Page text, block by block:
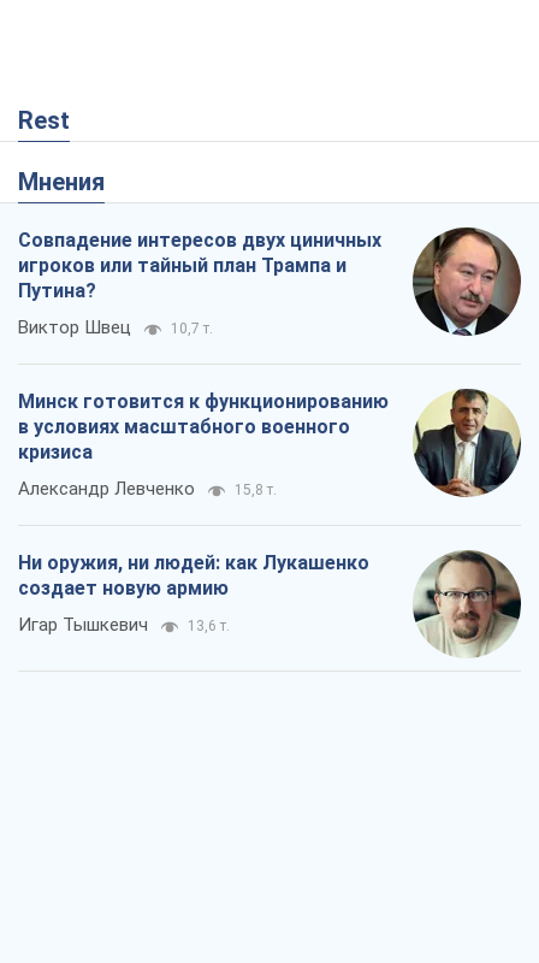
Rest
Мнения
Совпадение интересов двух циничных
игроков или тайный план Трампа и
Путина?
Виктор Швец 10,7 т.
Минск готовится к функционированию
в условиях масштабного военного
кризиса
Александр Левченко 15,8 т.
Ни оружия, ни людей: как Лукашенко
создает новую армию
Игар Тышкевич 13,6 т.